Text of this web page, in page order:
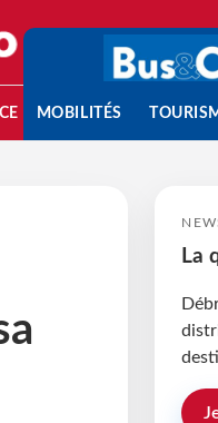
MOBILITÉS
La